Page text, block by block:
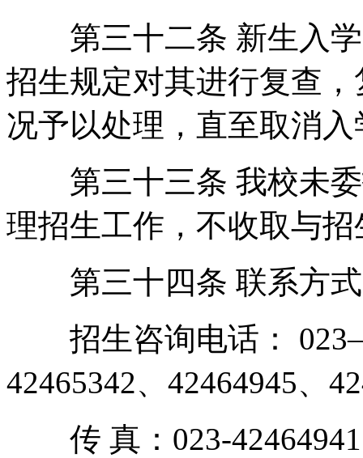
第三十二条 新生入学
招生规定对其进行复查
况予以处理，直至取消
第三十三条 我校未委
理招生工作，不收取与
第三十四条 联系方式
招生咨询电话：
42465342、42464945、
传 真：023-42464941